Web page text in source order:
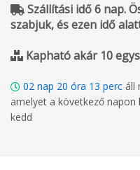
Szállítási idő 6 nap.
szabjuk, és ezen idő
Kapható akár 10
02 nap 20 óra 13 perc áll
amelyet a következő napon
kedd